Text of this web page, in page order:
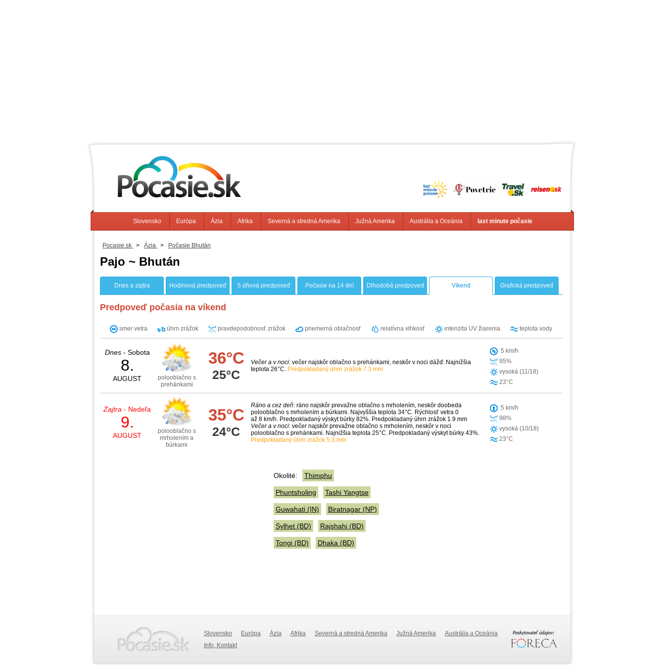
Slovensko Európa Ázia Afrika Severná a stredná Amerika Južná Amerika Austrália a Oceánia last minute počasie
Pocasie.sk > Ázia > Počasie Bhután
Pajo ~ Bhután
Dnes a zajtra Hodinová predpoveď 5 dňová predpoveď Počasie na 14 dní Dlhodobá predpoveď Víkend Grafická predpoveď
Predpoveď počasia na víkend
smer vetra úhrn zrážok pravdepodobnosť zrážok priemerná oblačnosť relatívna vlhkosť intenzita UV žiarenia teplota vody
Dnes- Sobota
8.
AUGUST
polooblačno s
prehánkami
36°C
25°C
Večer a v noci: večer najskôr oblačno s prehánkami, neskôr v noci dážď. Najnižšia
teplota 26°C. Predpokladaný úhrn zrážok 7.3 mm
5 km/h
95%
vysoká (11/18)
23°C
Zajtra - Nedeľa
9.
AUGUST
polooblačno s
mrholením a
búrkami
35°C
24°C
Ráno a cez deň: ráno najskôr prevažne oblačno s mrholením, neskôr doobeda
polooblačno s mrholením a búrkami. Najvyššia teplota 34°C. Rýchlosť vetra 0
až 8 km/h. Predpokladaný výskyt búrky 82%. Predpokladaný úhrn zrážok 1.9 mm
Večer a v noci: večer najskôr prevažne oblačno s mrholením, neskôr v noci
polooblačno s prehánkami. Najnižšia teplota 25°C. Predpokladaný výskyt búrky 43%.
Predpokladaný úhrn zrážok 5.3 mm
5 km/h
98%
vysoká (10/18)
23°C
Okolité: Thimphu
Phuntsholing Tashi Yangtse
Guwahati (IN) Biratnagar (NP)
Sylhet (BD) Rajshahi (BD)
Tongi (BD) Dhaka (BD)
Slovensko Európa Ázia Afrika Severná a stredná Amerika Južná Amerika
Austrália a Oceánia
Info, Kontakt